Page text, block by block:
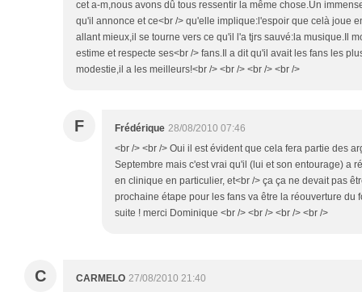
cet a-m,nous avons dû tous ressentir la même chose.Un
qu'il annonce et ce<br /> qu'elle implique:l'espoir que celà joue
allant mieux,il se tourne vers ce qu'il l'a tjrs sauvé:la musique.Il
estime et respecte ses<br /> fans.Il a dit qu'il avait les fans les
modestie,il a les meilleurs!<br /> <br /> <br /> <br />
F Frédérique 28/08/2010 07:46
<br /> <br /> Oui il est évident que cela fera partie des
Septembre mais c'est vrai qu'il (lui et son entourage) a
en clinique en particulier, et<br /> ça ça ne devait pas
prochaine étape pour les fans va être la réouverture du
suite ! merci Dominique <br /> <br /> <br /> <br />
C CARMELO 27/08/2010 21:40